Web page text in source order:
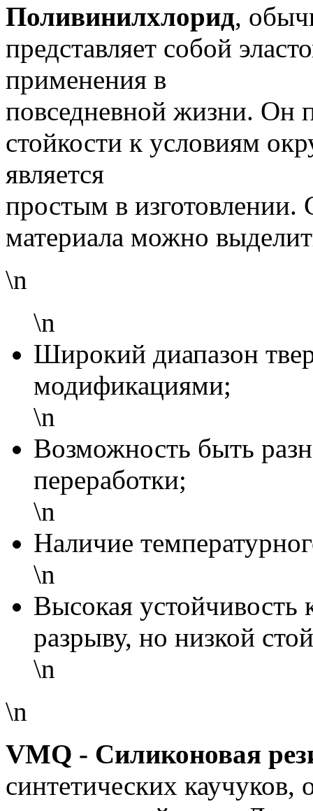
Поливинилхлорид,
представляет собой
применения в
повседневной жизни. Он
стойкости к условиям
является
простым в изготовлении.
материала можно
\n
\n
Широкий диапазон
модификациями;
\n
Возможность быть
переработки;
\n
Наличие
\n
Высокая устойчивость
разрыву, но низкой
\n
\n
VMQ - Силиконовая
синтетических каучуков,